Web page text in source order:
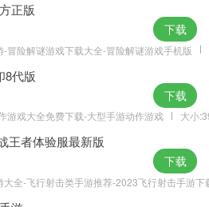
幕游戏的“雷”一样瞬间清屏并攻击敌
武娘”热门题材】
、白鹰 USS、重樱 IJN、皇家 HM
时海战模式下，各类舰装能够很好地展
装鱼雷可以同时发射出五发鱼雷进行攻
舰船的特点，选择每次出场的角色和战
的进度，开发新的舰船或者对原有舰
正版
-冒险解谜游戏下载大全-冒险解谜游戏手机版
下载
8代版
游戏大全免费下载-大型手游动作游戏 大小
下载
王者体验服最新版
大全-飞行射击类手游推荐-2023飞行射击手游下
下载